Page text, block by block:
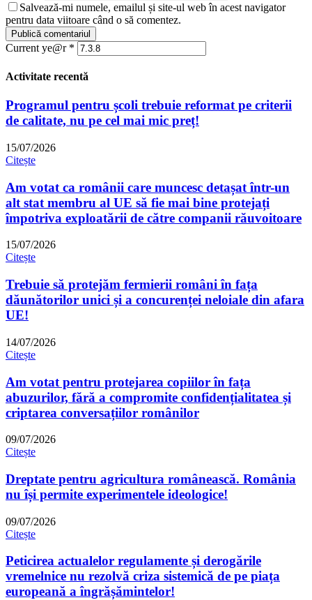
Salvează-mi numele, emailul și site-ul web în acest navigator
pentru data viitoare când o să comentez.
Current ye@r *
Activitate recentă
Programul pentru școli trebuie reformat pe criterii
de calitate, nu pe cel mai mic preț!
15/07/2026
Citește
Am votat ca românii care muncesc detașat într-un
alt stat membru al UE să fie mai bine protejați
împotriva exploatării de către companii răuvoitoare
15/07/2026
Citește
Trebuie să protejăm fermierii români în fața
dăunătorilor unici și a concurenței neloiale din afara
UE!
14/07/2026
Citește
Am votat pentru protejarea copiilor în fața
abuzurilor, fără a compromite confidențialitatea și
criptarea conversațiilor românilor
09/07/2026
Citește
Dreptate pentru agricultura românească. România
nu își permite experimentele ideologice!
09/07/2026
Citește
Peticirea actualelor regulamente și derogările
vremelnice nu rezolvă criza sistemică de pe piața
europeană a îngrășămintelor!